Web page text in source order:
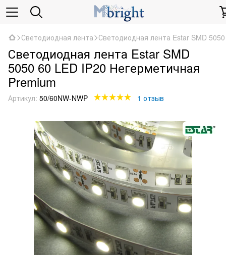
Светодиодная лента Светодиодная лента Estar SMD
Светодиодная лента Estar SMD
5050 60 LED IP20 Негерметичная
Premium
Артикул: 50/60NW-NWP 1 отзыв